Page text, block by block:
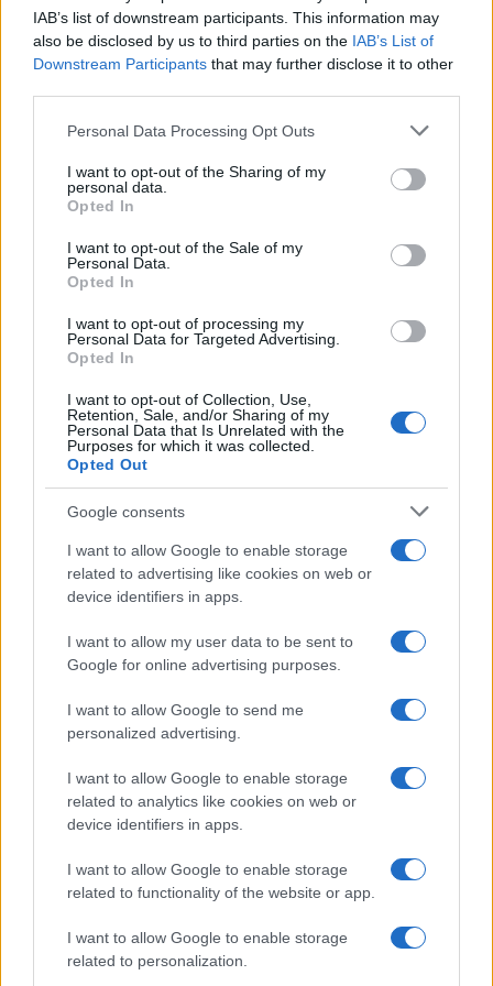
IAB’s list of downstream participants. This information may
also be disclosed by us to third parties on the IAB’s List of
Downstream Participants that may further disclose it to other
Please note that this website/app uses one or more Google
not limited to your visit or usage behaviour. You may click to
grant or deny consent to Google and its third-party tags to
use your data for below specified purposes in below Google
consent section.
Personal Data Processing Opt Outs
I want to opt-out of the Sharing of my
personal data.
Opted In
I want to opt-out of the Sale of my
Personal Data.
Opted In
I want to opt-out of processing my
Personal Data for Targeted Advertising.
Opted In
I want to opt-out of Collection, Use,
Retention, Sale, and/or Sharing of my
Personal Data that Is Unrelated with the
Purposes for which it was collected.
Opted Out
Google consents
I want to allow Google to enable storage
related to advertising like cookies on web or
device identifiers in apps.
I want to allow my user data to be sent to
Google for online advertising purposes.
I want to allow Google to send me
personalized advertising.
I want to allow Google to enable storage
related to analytics like cookies on web or
device identifiers in apps.
I want to allow Google to enable storage
related to functionality of the website or app.
I want to allow Google to enable storage
related to personalization.
του τελικού,ο Νίκος τα... παράτησε, γιατί , όπως
αποκάλυψε ο ίδιος αργότερα,έχασε το κίνητρό
του και αισθάνεται ολοκληρωμένος με τη μέχρι
τώρα προσπάθειά του, δίνοντας κι εκείνος τον
Έτσι, η«χρυσή» τριάδα τουτελικού του
Nomadsείναι ο
Κωνσταντίνος Οροκλός και η Αποστολία Ζώη
ΔΙΑΒΑΣΤΕ ΠΕΡΙΣΣΟΤΕΡΕΣ ΕΙΔΗΣΕΙΣ ΓΙΑ ΤΟ
NOMADS ΕΔΩ
NOMADS NOMADS ANT1
NOMADS ΕΙΔΗΣΕΙΣ
ΝΟΜΑΔΕΣ
ΝΟΜΑΔΕΣ ΑΝΤ1
ΝΟΜΑΔΕΣ ΕΙΔΗΣΕΙΣ
ΝΟΜΑΔΕΣ ΗΜΙΤΕΛΙΚΟΣ
ΗΜΙΤΕΛΙΚΟΣ ΝΟΜΑΔΕΣ
ΑΠΟΣΤΟΛΙΑ ΖΩΗ
ΚΩΝΣΤΑΝΤΙΝΟΣ ΟΡΟΚΛΟΣ
NOMADS ΤΕΛΙΚΟΣ
ΤΕΛΙΚΟΣ NOMADS
Ροή Ειδήσεων
ΔΙΕΘΝΗ
Το μεγάλο ρίσκο του Ριάντ: Πώς οι στρατιωτικές
επιχειρήσεις σε Ιράκ και Υεμένη απειλούν το «Όραμα
2030» της Σαουδικής Αραβίας
06/08/26 - 11:36
Λιμνοθάλασσα Καλοχωρίου: Απέραντο απέραντο ξερό
τοπίο δίπλα στη Θεσσαλονίκη — Καταγγελίες για τη
διαχείριση του νερού
ΠΟΛΙΤΙΚΗ